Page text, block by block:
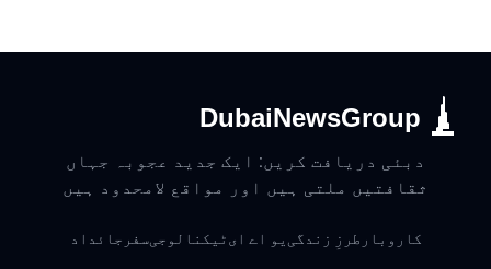
DubaiNewsGroup
دبئی دریافت کریں: ایک جدید عجوبہ جہاں
ثقافتیں ملتی ہیں اور مواقع لامحدود ہیں
کاروبار طرزِ زندگی یو اے ایٹیکنالوجیسفر جائداد